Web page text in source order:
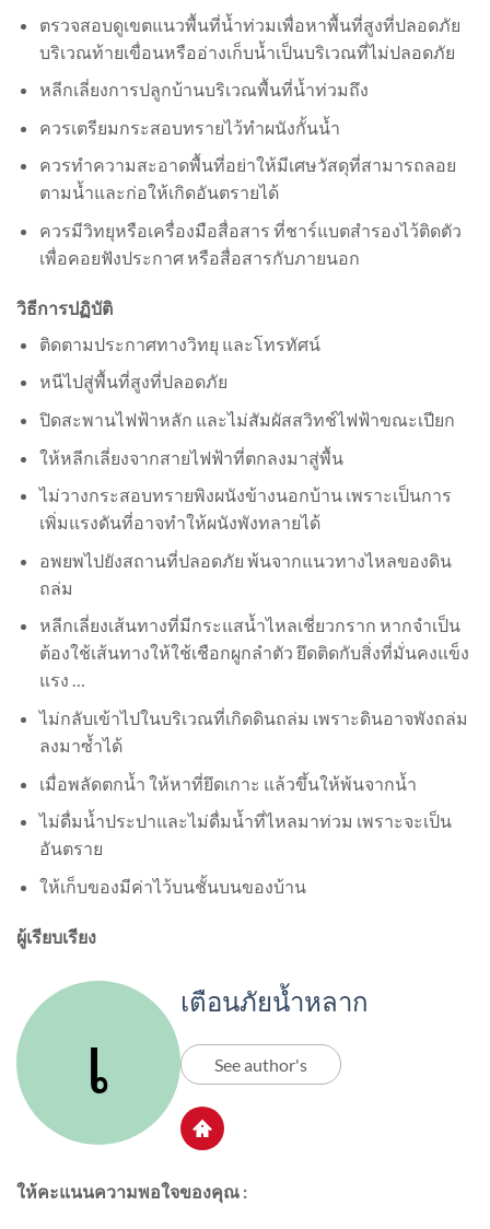
ตรวจสอบดูเขตแนวพื้นที่น้ำท่วมเพื่อหาพื้นที่สูงที่ปลอดภัย
บริเวณท้ายเขื่อนหรืออ่างเก็บน้ำเป็นบริเวณที่ไม่ปลอดภัย
หลีกเลี่ยงการปลูกบ้านบริเวณพื้นที่น้ำท่วมถึง
ควรเตรียมกระสอบทรายไว้ทำผนังกั้นน้ำ
ควรทำความสะอาดพื้นที่อย่าให้มีเศษวัสดุที่สามารถลอย
ตามน้ำและก่อให้เกิดอันตรายได้
ควรมีวิทยุหรือเครื่องมือสื่อสาร ที่ชาร์แบตสำรองไว้ติดตัว
เพื่อคอยฟังประกาศ หรือสื่อสารกับภายนอก
วิธีการปฏิบัติ
ติดตามประกาศทางวิทยุ และโทรทัศน์
หนีไปสู่พื้นที่สูงที่ปลอดภัย
ปิดสะพานไฟฟ้าหลัก และไม่สัมผัสสวิทช์ไฟฟ้าขณะเปียก
ให้หลีกเลี่ยงจากสายไฟฟ้าที่ตกลงมาสู่พื้น
ไม่วางกระสอบทรายพิงผนังข้างนอกบ้าน เพราะเป็นการ
เพิ่มแรงดันที่อาจทำให้ผนังพังทลายได้
อพยพไปยังสถานที่ปลอดภัย พ้นจากแนวทางไหลของดิน
ถล่ม
หลีกเลี่ยงเส้นทางที่มีกระแสน้ำไหลเชี่ยวกราก หากจำเป็น
ต้องใช้เส้นทางให้ใช้เชือกผูกลำตัว ยึดติดกับสิ่งที่มั่นคงแข็ง
แรง …
ไม่กลับเข้าไปในบริเวณที่เกิดดินถล่ม เพราะดินอาจพังถล่ม
ลงมาซ้ำได้
เมื่อพลัดตกน้ำ ให้หาที่ยึดเกาะ แล้วขึ้นให้พ้นจากน้ำ
ไม่ดื่มน้ำประปาและไม่ดื่มน้ำที่ไหลมาท่วม เพราะจะเป็น
อันตราย
ให้เก็บของมีค่าไว้บนชั้นบนของบ้าน
ผู้เรียบเรียง
เตือนภัยน้ำหลาก
See author's
ให้คะแนนความพอใจของคุณ :